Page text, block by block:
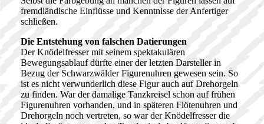
fremdländische Einflüsse und Kenntnisse der Anfertiger
schließen.
Die Entstehung von falschen Datierungen
Der Knödelfresser mit seinem spektakulären
Bewegungsablauf dürfte einer der letzten Darsteller in
Bezug der Schwarzwälder Figurenuhren gewesen sein. So
ist es nicht verwunderlich diese Figur auch auf Drehorgeln
zu finden. War der damalige Tanzkreisel schon auf frühen
Figurenuhren vorhanden, und in späteren Flötenuhren und
Drehorgeln noch vertreten, so war der Knödelfresser die